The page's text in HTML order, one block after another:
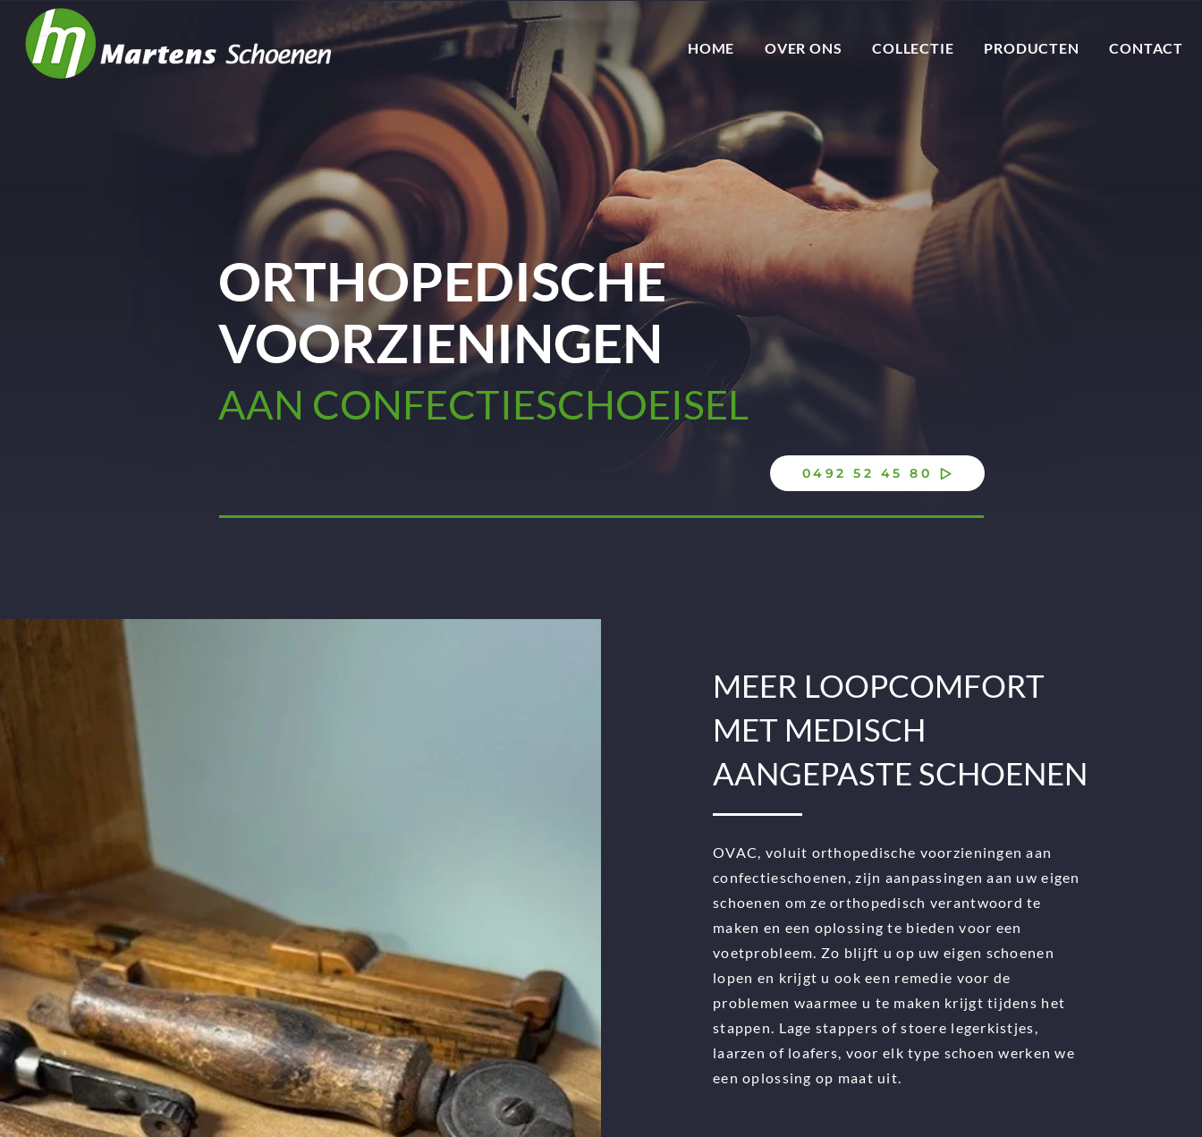
HOME OVER ONS COLLECTIE PRODUCTEN CONTACT
ORTHOPEDISCHE
VOORZIENINGEN
AAN CONFECTIESCHOEISEL
0492 52 45 80
MEER LOOPCOMFORT
MET MEDISCH
AANGEPASTE SCHOENEN
OVAC, voluit orthopedische voorzieningen aan
confectieschoenen, zijn aanpassingen aan uw eigen
schoenen om ze orthopedisch verantwoord te
maken en een oplossing te bieden voor een
voetprobleem. Zo blijft u op uw eigen schoenen
lopen en krijgt u ook een remedie voor de
problemen waarmee u te maken krijgt tijdens het
stappen. Lage stappers of stoere legerkistjes,
laarzen of loafers, voor elk type schoen werken we
een oplossing op maat uit.